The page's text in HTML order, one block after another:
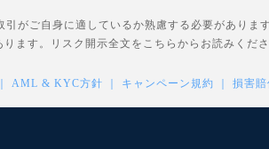
がご自身に適しているか熟慮する必要がありま
ます。リスク開示全文を こちら からお読みくださ
AML & KYC方針 キャンペーン規約 損害